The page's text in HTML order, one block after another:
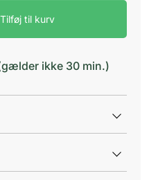
Tilføj til kurv
ikke 30 min.)